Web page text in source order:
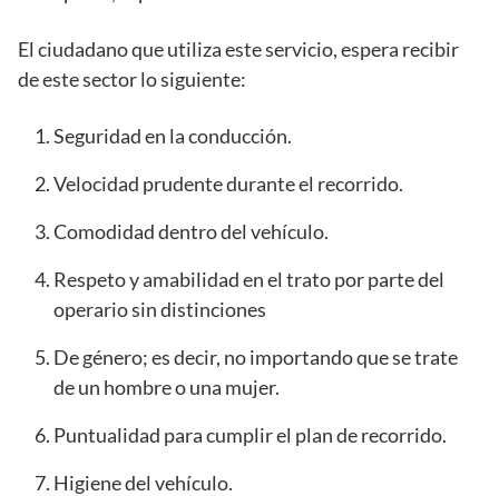
El ciudadano que utiliza este servicio, espera recibir
de este sector lo siguiente:
Seguridad en la conducción.
Velocidad prudente durante el recorrido.
Comodidad dentro del vehículo.
Respeto y amabilidad en el trato por parte del
operario sin distinciones
De género; es decir, no importando que se trate
de un hombre o una mujer.
Puntualidad para cumplir el plan de recorrido.
Higiene del vehículo.